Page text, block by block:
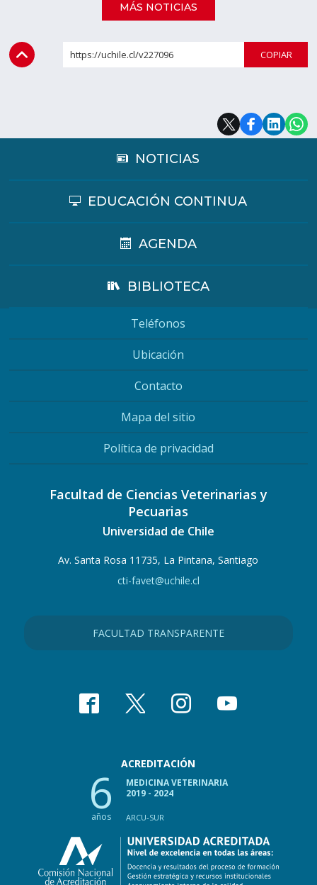
MÁS NOTICIAS
https://uchile.cl/v227096
NOTICIAS
EDUCACIÓN CONTINUA
AGENDA
BIBLIOTECA
Teléfonos
Ubicación
Contacto
Mapa del sitio
Política de privacidad
Facultad de Ciencias Veterinarias y
Pecuarias
Universidad de Chile
Av. Santa Rosa 11735, La Pintana, Santiago
cti-favet@uchile.cl
FACULTAD TRANSPARENTE
ACREDITACIÓN
6
años
MEDICINA VETERINARIA
2019 - 2024
ARCU-SUR